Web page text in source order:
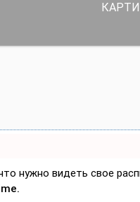
нужно видеть свое